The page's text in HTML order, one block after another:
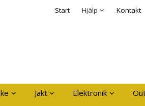
Start Hjälp
Säkerhet & Cookies Kontakt
Kom ihåg mig
Jakt Elektronik